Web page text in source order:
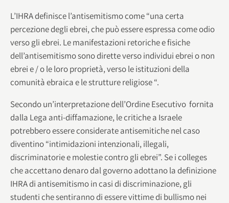
L’IHRA definisce l’antisemitismo come “una certa
percezione degli ebrei, che può essere espressa come odio
verso gli ebrei. Le manifestazioni retoriche e fisiche
dell’antisemitismo sono dirette verso individui ebrei o non
ebrei e / o le loro proprietà, verso le istituzioni della
comunità ebraica e le strutture religiose “.
Secondo un’interpretazione dell’Ordine Esecutivo fornita
dalla Lega anti-diffamazione, le critiche a Israele
potrebbero essere considerate antisemitiche nel caso
diventino “intimidazioni intenzionali, illegali,
discriminatorie e molestie contro gli ebrei”. Se i colleges
che accettano denaro dal governo adottano la definizione
IHRA di antisemitismo in casi di discriminazione, gli
studenti che sentiranno di essere vittime di bullismo nei